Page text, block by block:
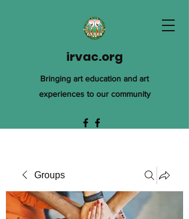
irvac.org
Bringing art education and art
experiences to our community
Groups